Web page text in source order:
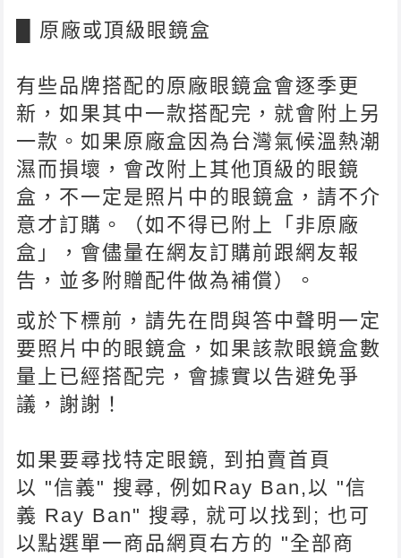
█ 原廠或頂級眼鏡盒
有些品牌搭配的原廠眼鏡盒會逐季更
新，如果其中一款搭配完，就會附上另
一款。如果原廠盒因為台灣氣候溫熱潮
濕而損壞，會改附上其他頂級的眼鏡
盒，不一定是照片中的眼鏡盒，請不介
意才訂購。（如不得已附上「非原廠
盒」，會儘量在網友訂購前跟網友報
告，並多附贈配件做為補償）。
或於下標前，請先在問與答中聲明一定
要照片中的眼鏡盒，如果該款眼鏡盒數
量上已經搭配完，會據實以告避免爭
議，謝謝！
如果要尋找特定眼鏡, 到拍賣首頁
以 "信義" 搜尋, 例如Ray Ban,以 "信
義 Ray Ban" 搜尋, 就可以找到; 也可
以點選單一商品網頁右方的 "全部商